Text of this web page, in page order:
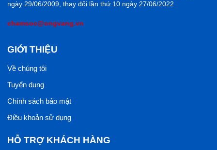
ngày 29/06/2009, thay đổi lần thứ 10 ngày 27/06/2022
chamsoc@ongvang.vn
GIỚI THIỆU
Về chúng tôi
Tuyển dụng
Chính sách bảo mật
Điều khoản sử dụng
HỖ TRỢ KHÁCH HÀNG